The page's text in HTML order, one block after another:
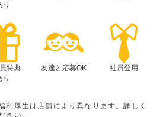
り
特典
り
友達と応募OK 社員登用
厚生は店舗により異なります。詳しく
さい。